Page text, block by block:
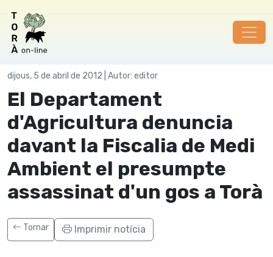
dijous, 5 de abril de 2012 | Autor: editor
El Departament
d'Agricultura denuncia
davant la Fiscalia de Medi
Ambient el presumpte
assassinat d'un gos a Torà
Tornar Imprimir notícia